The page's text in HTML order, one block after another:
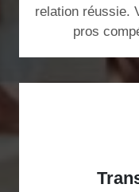
relation réussie.
pros